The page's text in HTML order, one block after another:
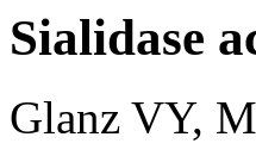
Sialidase
Glanz VY,